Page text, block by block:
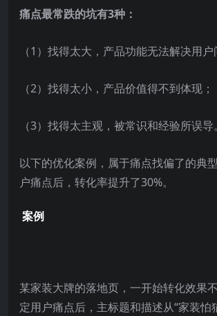
痛点最常跌的坑有3种：
（1）找得太大，产品功能无法解决用户
（2）找得太小，产品价值得不到体现；
（3）找得太主观，被常识和经验所误导。
以下的优化案例，属于痛点找偏了的典
户痛点后，转化率提升了30%。
案例
某家装大牌的落地页，一开始转化效果
定用户痛点后，主标题和描述从“家装怕